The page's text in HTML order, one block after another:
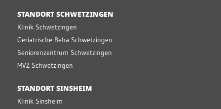
STANDORT SCHWETZINGEN
Klinik Schwetzingen
Geriatrische Reha Schwetzingen
Seniorenzentrum Schwetzingen
MVZ Schwetzingen
STANDORT SINSHEIM
Klinik Sinsheim